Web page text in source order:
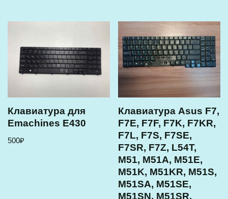
Клавиатура для
Emachines E430
500₽
Клавиатура Asus F7,
F7E, F7F, F7K, F7KR,
F7L, F7S, F7SE,
F7SR, F7Z, L54T,
M51, M51A, M51E,
M51K, M51KR, M51S,
M51SA, M51SE,
M51SN, M51SR,